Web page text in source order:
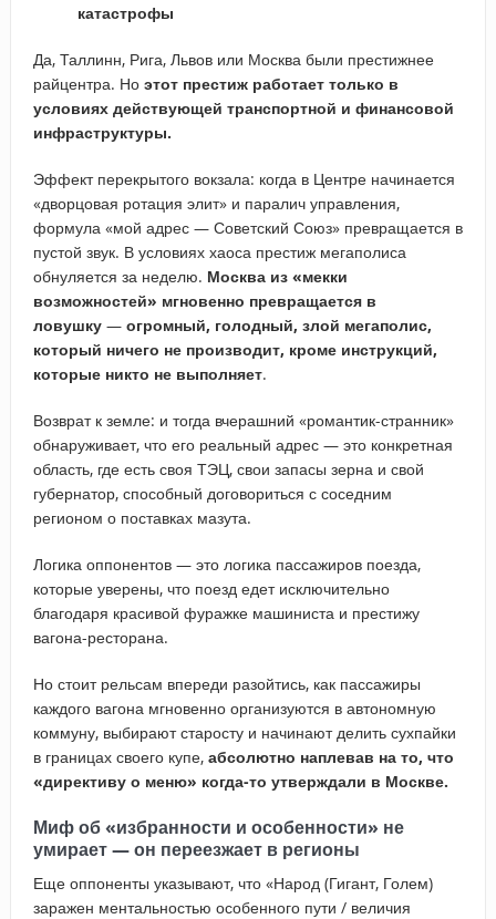
катастрофы
Да, Таллинн, Рига, Львов или Москва были престижнее
райцентра. Но этот престиж работает только в
условиях действующей транспортной и финансовой
инфраструктуры.
Эффект перекрытого вокзала: когда в Центре начинается
«дворцовая ротация элит» и паралич управления,
формула «мой адрес — Советский Союз» превращается в
пустой звук. В условиях хаоса престиж мегаполиса
обнуляется за неделю. Москва из «мекки
возможностей» мгновенно превращается в
ловушку— огромный, голодный, злой мегаполис,
который ничего не производит, кроме инструкций,
которые никто не выполняет.
Возврат к земле: и тогда вчерашний «романтик-странник»
обнаруживает, что его реальный адрес — это конкретная
область, где есть своя ТЭЦ, свои запасы зерна и свой
губернатор, способный договориться с соседним
регионом о поставках мазута.
Логика оппонентов — это логика пассажиров поезда,
которые уверены, что поезд едет исключительно
благодаря красивой фуражке машиниста и престижу
вагона-ресторана.
Но стоит рельсам впереди разойтись, как пассажиры
каждого вагона мгновенно организуются в автономную
коммуну, выбирают старосту и начинают делить сухпайки
в границах своего купе,абсолютно наплевав на то, что
«директиву о меню» когда-то утверждали в Москве.
Миф об «избранности и особенности» не
умирает — он переезжает в регионы
Еще оппоненты указывают, что «Народ (Гигант, Голем)
заражен ментальностью особенного пути / величия